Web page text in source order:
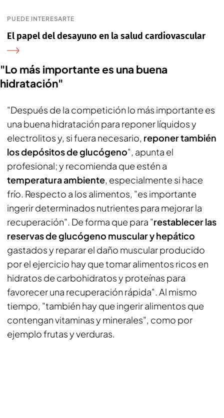
PUEDE INTERESARTE
El papel del desayuno en la salud cardiovascular
"Lo más importante es una buena
hidratación"
"Después de la competición lo más importante es
una buena hidratación para reponer líquidos y
electrolitos y, si fuera necesario, reponer también
los depósitos de glucógeno", apunta el
profesional; y recomienda que estén a
temperatura ambiente, especialmente si hace
frío. Respecto a los alimentos, "es importante
ingerir determinados nutrientes para mejorar la
recuperación". De forma que para "restablecer las
reservas de glucógeno muscular y hepático
gastados y reparar el daño muscular producido
por el ejercicio hay que tomar alimentos ricos en
hidratos de carbohidratos y proteínas para
favorecer una recuperación rápida". Al mismo
tiempo, "también hay que ingerir alimentos que
contengan vitaminas y minerales", como por
ejemplo frutas y verduras.